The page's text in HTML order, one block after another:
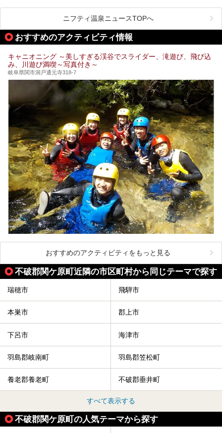
のグルメを楽しんだり、周辺にある名所にも足を伸ばしたり
したいもの。
本記事では、下呂温泉エリアにあるおすすめの観光スポット
をご紹介するとともに散策する際のモデルコースもご提案。
下呂温泉観光をたっぷりとガイドします！
ニフティ温泉ニュースTOPへ
おすすめのアクティビティ情報
キャニオニング ～美しすぎる渓谷でスライダー、滝遊び、飛び込
み、川遊び満喫～写真付き～
岐阜県関市洞戸通元寺318-7
おすすめのアクティビティをもっと見る
不破郡関ケ原町近隣の市区町村から同じテーマで探す
瑞穂市 飛騨市
本巣市 郡上市
下呂市 海津市
羽島郡岐南町 羽島郡笠松町
養老郡養老町 不破郡垂井町
すべて表示する
不破郡関ケ原町の人気テーマから探す